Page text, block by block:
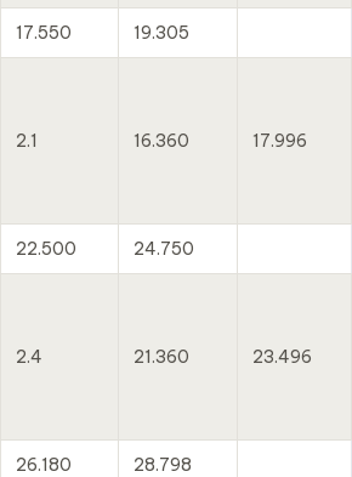
17.550 19.305
2.1 16.360 17.996
22.500 24.750
2.4 21.360 23.496
26.180 28.798